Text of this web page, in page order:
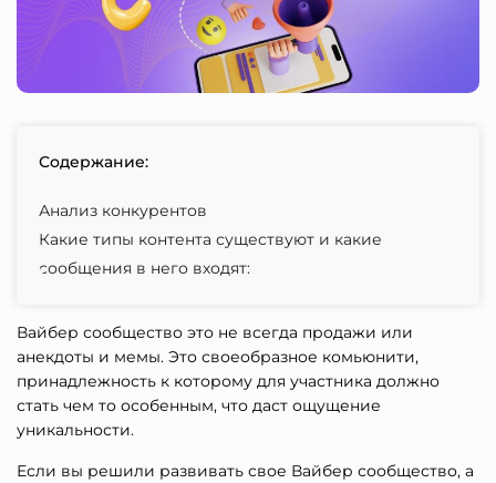
Содержание:
Анализ конкурентов
Какие типы контента существуют и какие
сообщения в него входят:
Вайбер сообщество это не всегда продажи или
анекдоты и мемы. Это своеобразное комьюнити,
принадлежность к которому для участника должно
стать чем то особенным, что даст ощущение
уникальности.
Если вы решили развивать свое Вайбер сообщество, а